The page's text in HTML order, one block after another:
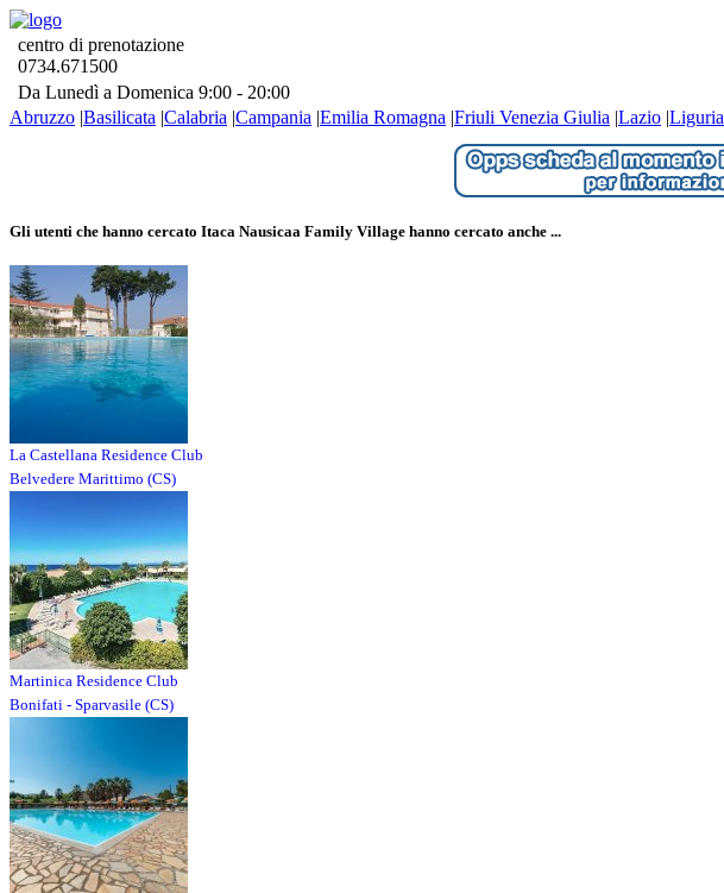
centro di prenotazione
0734.671500
Da Lunedì a Domenica 9:00 - 20:00
Abruzzo |Basilicata |Calabria |Campania |Emilia Romagna |Friuli Venezia Giulia |Lazio |Liguria
Gli utenti che hanno cercato Itaca Nausicaa Family Village hanno cercato anche ...
La Castellana Residence Club
Belvedere Marittimo (CS)
Martinica Residence Club
Bonifati - Sparvasile (CS)